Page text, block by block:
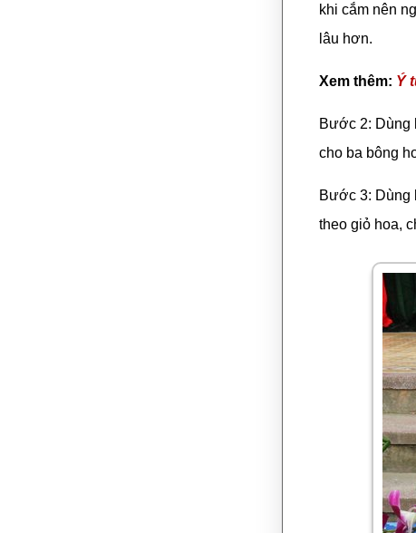
khi cắm nên
lâu hơn.
Xem thêm: Ý
Bước 2: Dùng
cho ba bông
Bước 3: Dùng
theo giỏ hoa,